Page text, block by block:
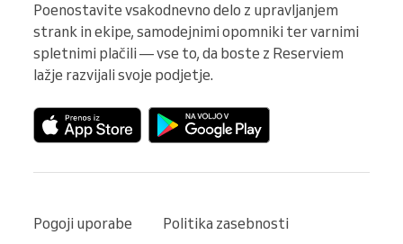
Poenostavite vsakodnevno delo z upravljanjem
strank in ekipe, samodejnimi opomniki ter varnimi
spletnimi plačili — vse to, da boste z Reserviem
lažje razvijali svoje podjetje.
Pogoji uporabe Politika zasebnosti